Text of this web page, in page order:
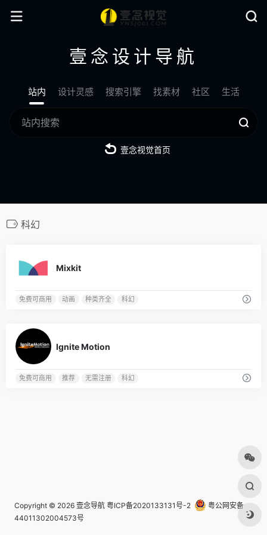
壹念设计导航
站内 设计灵感 搜索引擎 找素材 社区 生活
壹念视觉首页
科幻
Mixkit
免费可商用 动画 种类齐全 科幻
Ignite Motion
免费可商用 推荐 无需注册 科幻
Copyright © 2026 壹念导航 粤ICP备2020133131号-2
粤公网安备
44011302004573号